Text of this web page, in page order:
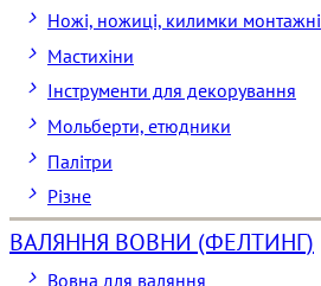
Ножі, ножиці, килимки монтажні
Мастихіни
Інструменти для декорування
Мольберти, етюдники
Палітри
Різне
ВАЛЯННЯ ВОВНИ (ФЕЛТИНГ)
Вовна для валяння